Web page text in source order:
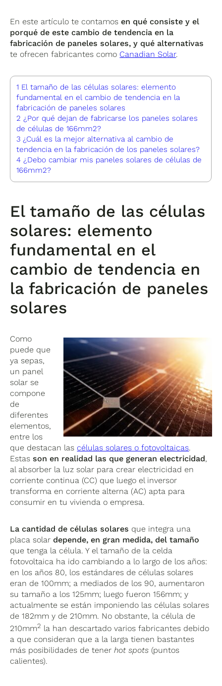
En este artículo te contamosen qué consiste y el
porqué de este cambio de tendencia en la
fabricación de paneles solares, y qué alternativas
te ofrecen fabricantes como Canadian Solar.
1 El tamaño de las células solares: elemento
fundamental en el cambio de tendencia en la
fabricación de paneles solares
2 ¿Por qué dejan de fabricarse los paneles solares
de células de 166mm2?
3 ¿Cuál es la mejor alternativa al cambio de
tendencia en la fabricación de los paneles solares?
4 ¿Debo cambiar mis paneles solares de células de
166mm2?
El tamaño de las células
solares: elemento
fundamental en el
cambio de tendencia en
la fabricación de paneles
solares
Como
puede que
ya sepas,
un panel
solar se
compone
de
diferentes
elementos,
entre los
que destacan las células solares o fotovoltaicas.
Estasson en realidad las que generan electricidad,
al absorber la luz solar para crear electricidad en
corriente continua (CC) que luego el inversor
transforma en corriente alterna (AC) apta para
consumir en tu vivienda o empresa.
La cantidad de células solares que integra una
placa solar depende, en gran medida, del tamaño
que tenga la célula. Y el tamaño de la celda
fotovoltaica ha ido cambiando a lo largo de los años:
en los años 80, los estándares de células solares
eran de 100mm; a mediados de los 90, aumentaron
su tamaño a los 125mm; luego fueron 156mm; y
actualmente se están imponiendo las células solares
de 182mm y de 210mm. No obstante, la célula de
210mm2 la han descartado varios fabricantes debido
a que consideran que a la larga tienen bastantes
más posibilidades de tenerhot spots (puntos
calientes).